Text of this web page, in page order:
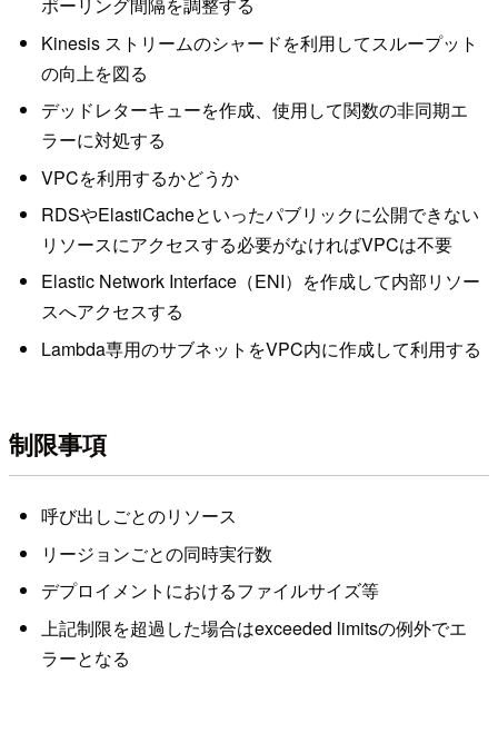
ポーリング間隔を調整する
Kinesis ストリームのシャードを利用してスループット
の向上を図る
デッドレターキューを作成、使用して関数の非同期エ
ラーに対処する
VPCを利用するかどうか
RDSやElastiCacheといったパブリックに公開できない
リソースにアクセスする必要がなければVPCは不要
Elastic Network Interface（ENI）を作成して内部リソー
スへアクセスする
Lambda専用のサブネットをVPC内に作成して利用する
制限事項
呼び出しごとのリソース
リージョンごとの同時実行数
デプロイメントにおけるファイルサイズ等
上記制限を超過した場合はexceeded limitsの例外でエ
ラーとなる